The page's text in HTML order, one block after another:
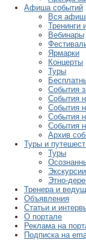
Афиша событий
Вся
Тренинги
Вебинары
Ярмарки
Концерты
Туры
События
События
События
События
События
Архив
Туры и
Туры
Экскурсии
Этно-
Тренера и
Объявления
Статьи и
О портале
Реклама на
Подписка на